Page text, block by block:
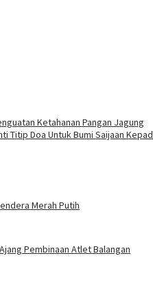
Ketahanan Pangan Jagung
Titip Doa Untuk Bumi Saijaan
Merah Putih
Pembinaan Atlet Balangan